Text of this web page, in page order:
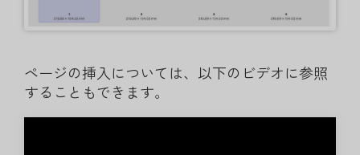
ページの挿入については、以下のビデオに参照
することもできます。